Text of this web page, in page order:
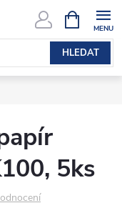
HLEDAT
NÁKUPNÍ
KOŠÍK
5ks